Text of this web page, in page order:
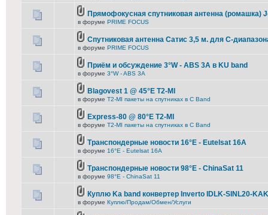
Прямофокусная спутниковая антенна (ромашка)
в форуме PRIME FOCUS
Спутниковая антенна Сатис 3,5 м. для С-
в форуме PRIME FOCUS
Приём и обсуждение 3°W - ABS 3A в KU band
в форуме 3°W - ABS 3A
Blagovest 1 @ 45°E T2-MI
в форуме T2-MI пакеты на спутниках в С Band
Express-80 @ 80°E T2-MI
в форуме T2-MI пакеты на спутниках в С Band
Транспондерные новости 16°E - Eutelsat 16A
в форуме 16°E - Eutelsat 16A
Транспондерные новости 98°E - ChinaSat 11
в форуме 98°E - ChinaSat 11
Куплю Ka band конвертер Inverto IDLK-SINL20-
в форуме Куплю/Продам/Обмен/Услуги